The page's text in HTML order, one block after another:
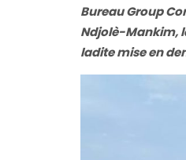
Bureau Group
Ndjolè-Mankim,
ladite mise en